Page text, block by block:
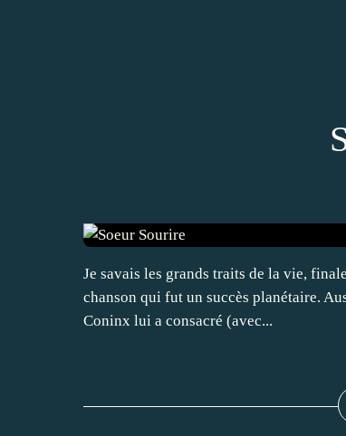
Je savais les grands traits de la vie,
chanson qui fut un succès planétaire.
Coninx lui a consacré (avec...